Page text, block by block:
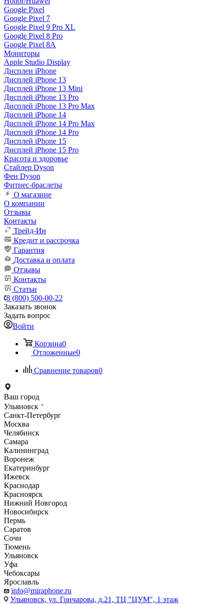
Google Pixel
Google Pixel 7
Google Pixel 9 Pro XL
Google Pixel 8 Pro
Google Pixel 8A
Мониторы
Apple Studio Display
Дисплеи iPhone
Дисплей iPhone 13
Дисплей iPhone 13 Mini
Дисплей iPhone 13 Pro
Дисплей iPhone 13 Pro Max
Дисплей iPhone 14
Дисплей iPhone 14 Pro Max
Дисплей iPhone 14 Pro
Дисплей iPhone 15
Дисплей iPhone 15 Pro
Красота и здоровье
Стайлер Dyson
Фен Dyson
Фитнес-браслеты
О магазине
О компании
Отзывы
Контакты
Трейд-Ин
Кредит и рассрочка
Гарантия
Доставка и оплата
Отзывы
Контакты
Статьи
8 (800) 500-00-22
Заказать звонок
Задать вопрос
Войти
Корзина0
Отложенные0
Сравнение товаров0
Ваш город
Ульяновск
Санкт-Петербург
Москва
Челябинск
Самара
Калининград
Воронеж
Екатеринбург
Ижевск
Краснодар
Красноярск
Нижний Новгород
Новосибирск
Пермь
Саратов
Сочи
Тюмень
Ульяновск
Уфа
Чебоксары
Ярославль
info@miraphone.ru
Ульяновск, ул. Гончарова, д.21, ТЦ "ЦУМ", 1 этаж